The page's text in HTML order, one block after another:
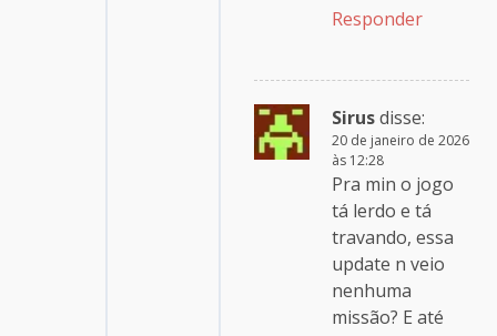
Responder
Sirusdisse:
20 de janeiro de 2026
às 12:28
Pra min o jogo
tá lerdo e tá
travando, essa
update n veio
nenhuma
missão? E até